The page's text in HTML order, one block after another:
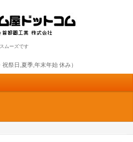
ムーズです
祭日,夏季,年末年始 休み）